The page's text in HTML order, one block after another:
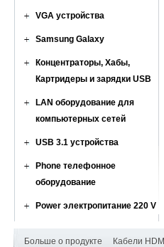
VGA устройства
Samsung Galaxy
Концентраторы, Хабы,
Картридеры и зарядки USB
LAN оборудование для
компьютерных сетей
USB 3.1 устройства
Phone телефонное
оборудование
Power электропитание 220 V
Больше о продукте Кабели HDMI